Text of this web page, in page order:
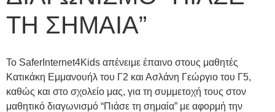
ΤΗ ΣΗΜΑΙΑ”
Το SaferInternet4Kids απένειμε έπαινο στους μαθητές
Κατικάκη Εμμανουήλ του Γ2 και Ασλάνη Γεώργιο του Γ5,
καθώς και στο σχολείο μας, για τη συμμετοχή τους στον
μαθητικό διαγωνισμό “Πιάσε τη σημαία” με αφορμή την